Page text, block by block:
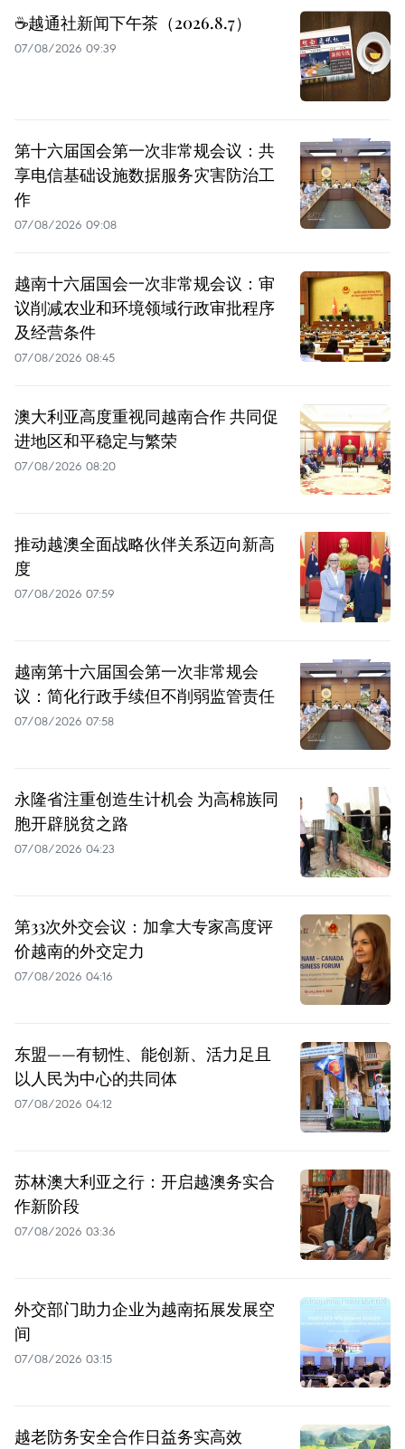
☕️越通社新闻下午茶（2026.8.7）
07/08/2026 09:39
第十六届国会第一次非常规会议：共
享电信基础设施数据服务灾害防治工
作
07/08/2026 09:08
越南十六届国会一次非常规会议：审
议削减农业和环境领域行政审批程序
及经营条件
07/08/2026 08:45
澳大利亚高度重视同越南合作 共同促
进地区和平稳定与繁荣
07/08/2026 08:20
推动越澳全面战略伙伴关系迈向新高
度
07/08/2026 07:59
越南第十六届国会第一次非常规会
议：简化行政手续但不削弱监管责任
07/08/2026 07:58
永隆省注重创造生计机会 为高棉族同
胞开辟脱贫之路
07/08/2026 04:23
第33次外交会议：加拿大专家高度评
价越南的外交定力
07/08/2026 04:16
东盟——有韧性、能创新、活力足且
以人民为中心的共同体
07/08/2026 04:12
苏林澳大利亚之行：开启越澳务实合
作新阶段
07/08/2026 03:36
外交部门助力企业为越南拓展发展空
间
07/08/2026 03:15
越老防务安全合作日益务实高效